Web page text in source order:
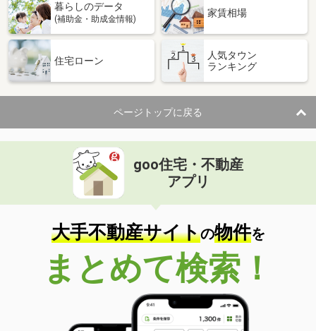
暮らしのデータ
(補助金・助成金情報)
家賃相場
住宅ローン
人気タウン
ランキング
ページトップに戻る
goo住宅・不動産
アプリ
大手不動産サイトの物件を
まとめて検索！